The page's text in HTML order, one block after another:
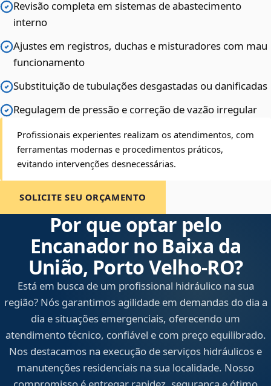
Revisão completa em sistemas de abastecimento
interno
Ajustes em registros, duchas e misturadores com mau
funcionamento
Substituição de tubulações desgastadas ou danificadas
Regulagem de pressão e correção de vazão irregular
Profissionais experientes realizam os atendimentos, com
ferramentas modernas e procedimentos práticos,
evitando intervenções desnecessárias.
SOLICITE SEU ORÇAMENTO
Por que optar pelo
Encanador no Baixa da
União, Porto Velho‑RO?
Está em busca de um profissional hidráulico na sua
região? Nós garantimos agilidade em demandas do dia a
dia e situações emergenciais, oferecendo um
atendimento técnico, confiável e com preço equilibrado.
Nos destacamos na execução de serviços hidráulicos e
manutenções residenciais na sua localidade. Nosso